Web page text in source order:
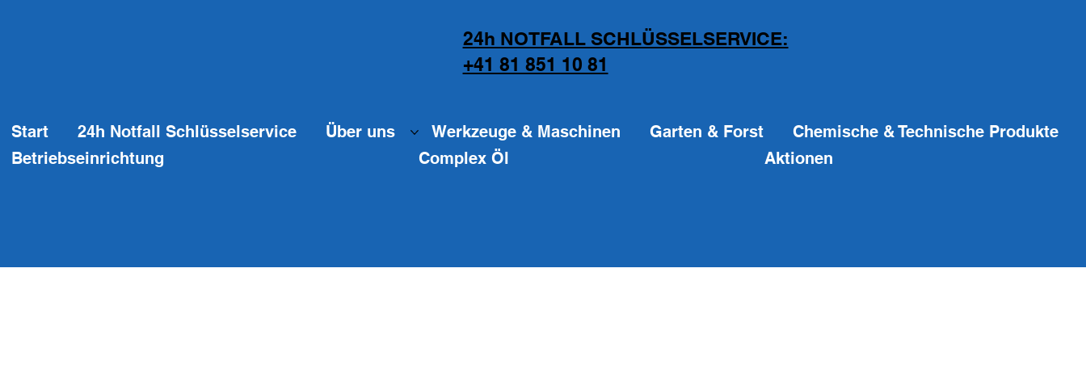
24h NOTFALL SCHLÜSSELSERVICE:
+41 81 851 10 81
Start 24h Notfall Schlüsselservice Über uns Werkzeuge & Maschinen Garten & Forst
Chemische & Technische Produkte
Betriebseinrichtung
Complex Öl Aktionen